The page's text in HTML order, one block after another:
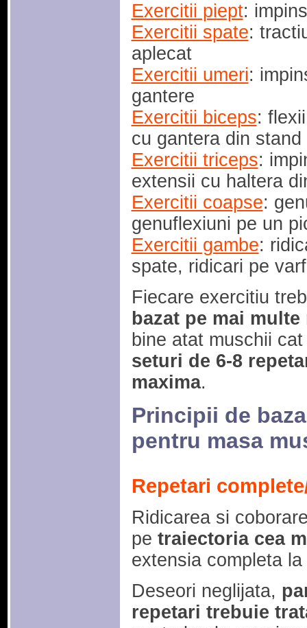
Exercitii piept:
Exercitii spate:
aplecat
Exercitii umeri:
gantere
Exercitii biceps:
cu gantera din stand
Exercitii triceps:
extensii cu haltera
Exercitii coapse:
genuflexiuni pe un
Exercitii gambe:
spate, ridicari pe
Fiecare exercitiu
bazat pe mai
bine atat muschii
seturi de 6-8
maxima.
Principii de
pentru masa
Repetari
Ridicarea si
pe traiectoria cea
extensia completa
Deseori neglijata,
repetari trebuie